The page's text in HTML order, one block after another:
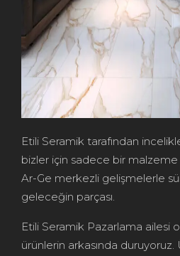
Etili Seramik tarafından
bizler için sadece bir malzeme
Ar-Ge merkezli gelişmelerle
geleceğin parçası.
Etili Seramik Pazarlama ailesi
ürünlerin arkasında duruyoruz.